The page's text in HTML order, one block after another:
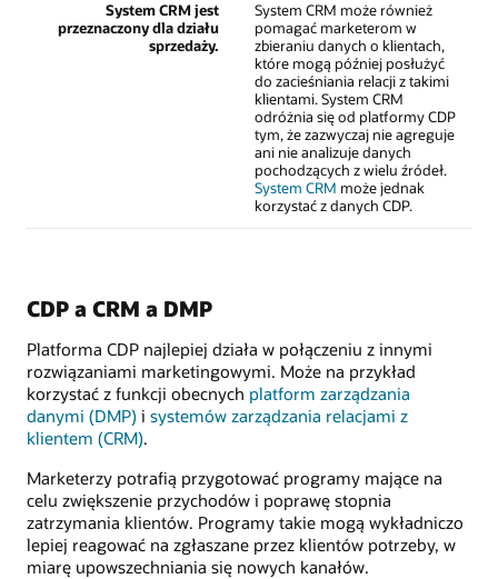
System CRM jest
przeznaczony dla działu
sprzedaży.
System CRM może również
pomagać marketerom w
zbieraniu danych o klientach,
które mogą później posłużyć
do zacieśniania relacji z takimi
klientami. System CRM
odróżnia się od platformy CDP
tym, że zazwyczaj nie agreguje
ani nie analizuje danych
pochodzących z wielu źródeł.
System CRM może jednak
korzystać z danych CDP.
CDP a CRM a DMP
Platforma CDP najlepiej działa w połączeniu z innymi
rozwiązaniami marketingowymi. Może na przykład
korzystać z funkcji obecnych platform zarządzania
danymi (DMP) i systemów zarządzania relacjami z
klientem (CRM).
Marketerzy potrafią przygotować programy mające na
celu zwiększenie przychodów i poprawę stopnia
zatrzymania klientów. Programy takie mogą wykładniczo
lepiej reagować na zgłaszane przez klientów potrzeby, w
miarę upowszechniania się nowych kanałów.